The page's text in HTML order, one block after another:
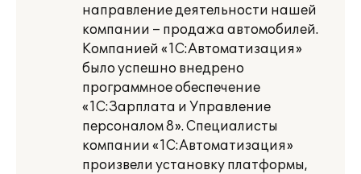
направление деятельности нашей
компании – продажа автомобилей.
Компанией «1С:Автоматизация»
было успешно внедрено
программное обеспечение
«1С:Зарплата и Управление
персоналом 8». Специалисты
компании «1С:Автоматизация»
произвели установку платформы,